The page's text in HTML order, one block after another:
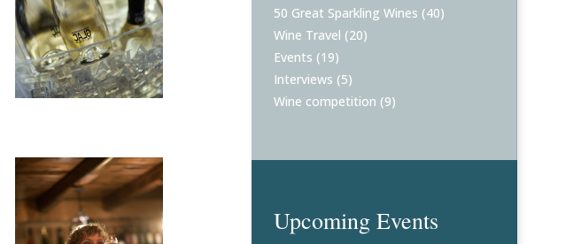
50 Great Sparkling Wines (40)
Wine Travel (20)
Events (19)
Interviews (5)
Wine competition (9)
Upcoming Events